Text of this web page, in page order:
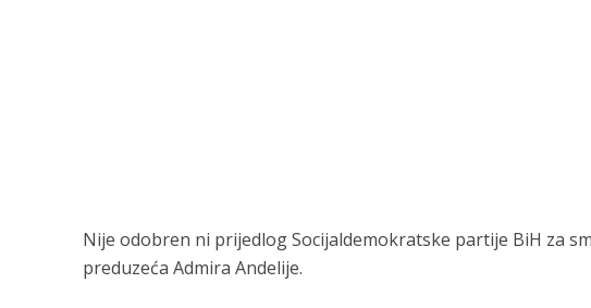
Nije odobren ni prijedlog Socijaldemokratske partije BiH za
preduzeća Admira Andelije.